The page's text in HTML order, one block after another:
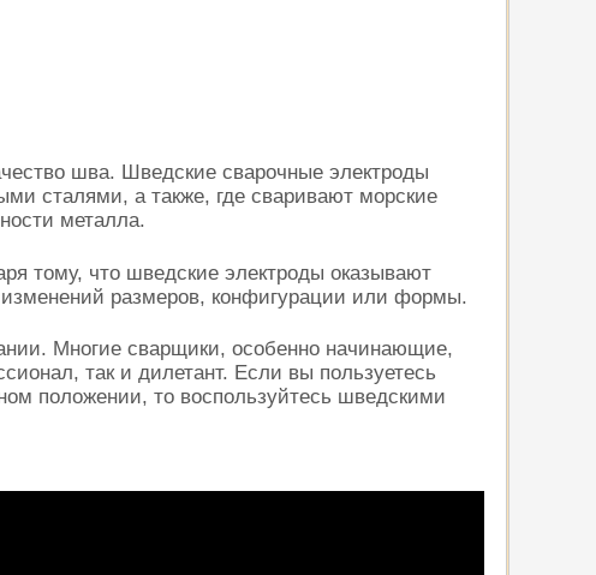
шва. Шведские сварочные электроды
сталями, а также, где сваривают морские
металла.
тому, что шведские электроды оказывают
изменений размеров, конфигурации или формы.
Многие сварщики, особенно начинающие,
так и дилетант. Если вы пользуетесь
положении, то воспользуйтесь шведскими